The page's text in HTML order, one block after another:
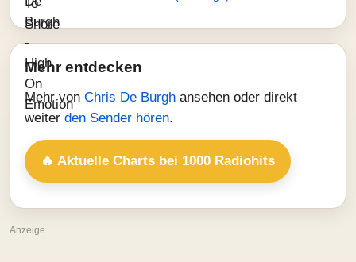
Mehr entdecken
Mehr von Chris De Burgh ansehen oder direkt
weiter den Sender hören.
🔥 Aktuelle Charts bei 1000 Radiohits
Anzeige